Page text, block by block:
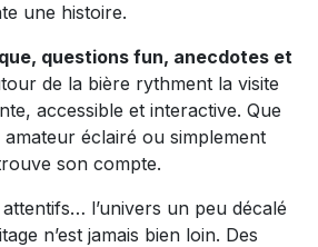
une histoire.
questions fun, anecdotes et
de la bière rythment la visite
accessible et interactive. Que
éclairé ou simplement
son compte.
l’univers un peu décalé
n’est jamais bien loin. Des